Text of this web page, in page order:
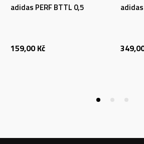
adidas PERF BTTL 0,5
159,00 Kč